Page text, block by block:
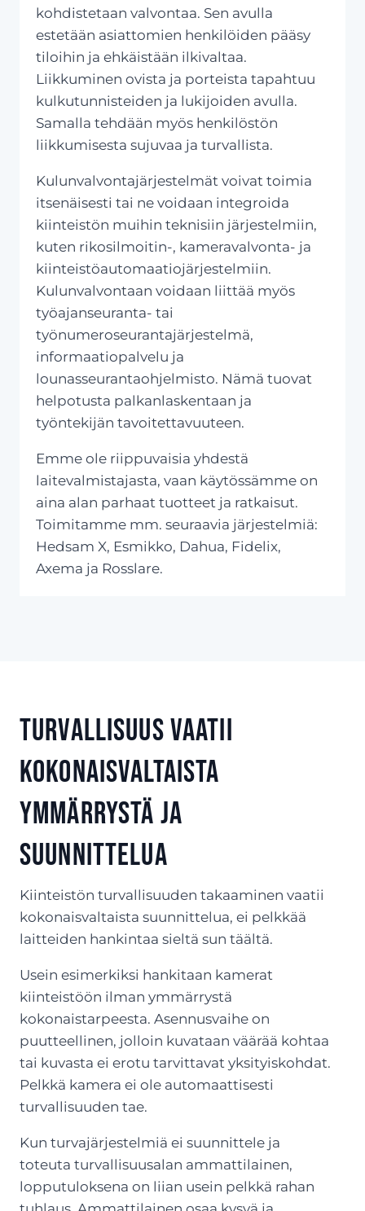
kohdistetaan valvontaa. Sen avulla
estetään asiattomien henkilöiden pääsy
tiloihin ja ehkäistään ilkivaltaa.
Liikkuminen ovista ja porteista tapahtuu
kulkutunnisteiden ja lukijoiden avulla.
Samalla tehdään myös henkilöstön
liikkumisesta sujuvaa ja turvallista.
Kulunvalvontajärjestelmät voivat toimia
itsenäisesti tai ne voidaan integroida
kiinteistön muihin teknisiin järjestelmiin,
kuten rikosilmoitin-, kameravalvonta- ja
kiinteistöautomaatiojärjestelmiin.
Kulunvalvontaan voidaan liittää myös
työajanseuranta- tai
työnumeroseurantajärjestelmä,
informaatiopalvelu ja
lounasseurantaohjelmisto. Nämä tuovat
helpotusta palkanlaskentaan ja
työntekijän tavoitettavuuteen.
Emme ole riippuvaisia yhdestä
laitevalmistajasta, vaan käytössämme on
aina alan parhaat tuotteet ja ratkaisut.
Toimitamme mm. seuraavia järjestelmiä:
Hedsam X, Esmikko, Dahua, Fidelix,
Axema ja Rosslare.
Turvallisuus vaatii
kokonaisvaltaista
ymmärrystä ja
suunnittelua
Kiinteistön turvallisuuden takaaminen vaatii
kokonaisvaltaista suunnittelua, ei pelkkää
laitteiden hankintaa sieltä sun täältä.
Usein esimerkiksi hankitaan kamerat
kiinteistöön ilman ymmärrystä
kokonaistarpeesta. Asennusvaihe on
puutteellinen, jolloin kuvataan väärää kohtaa
tai kuvasta ei erotu tarvittavat yksityiskohdat.
Pelkkä kamera ei ole automaattisesti
turvallisuuden tae.
Kun turvajärjestelmiä ei suunnittele ja
toteuta turvallisuusalan ammattilainen,
lopputuloksena on liian usein pelkkä rahan